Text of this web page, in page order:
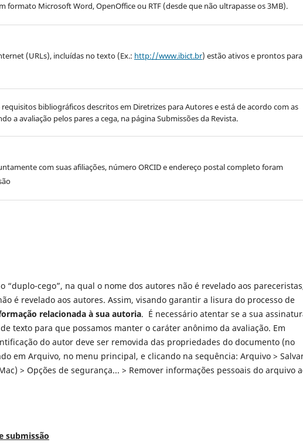
formato Microsoft Word, OpenOffice ou RTF (desde que não ultrapasse os 3MB).
(URLs), incluídas no texto (Ex.: http://www.ibict.br) estão ativos e prontos para
bibliográficos descritos em Diretrizes para Autores e está de acordo com as
a avaliação pelos pares a cega, na página Submissões da Revista.
com suas afiliações, número ORCID e endereço postal completo foram
“duplo-cego”, na qual o nome dos autores não é revelado aos
é revelado aos autores. Assim, visando garantir a lisura do processo de
relacionada à sua autoria. É necessário atentar se a sua
texto para que possamos manter o caráter anônimo da avaliação. Em
do autor deve ser removida das propriedades do documento (no
em Arquivo, no menu principal, e clicando na sequência: Arquivo >
> Opções de segurança... > Remover informações pessoais do arquivo
submissão